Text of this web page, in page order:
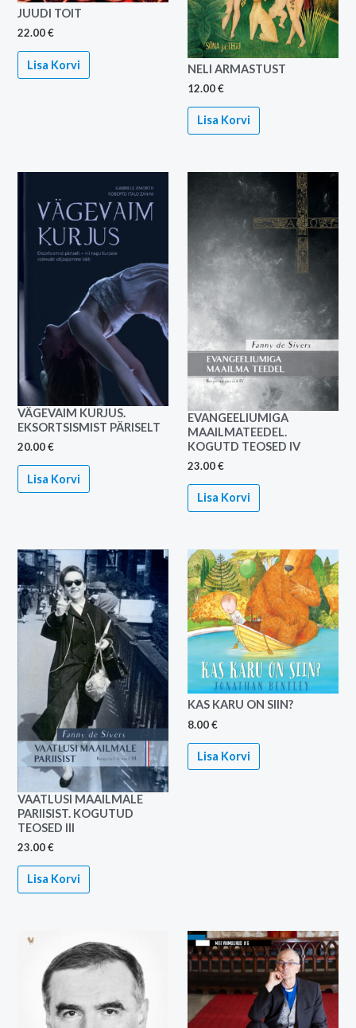
JUUDI TOIT
22.00€
Lisa Korvi NELI ARMASTUST
12.00€
Lisa Korvi
VÄGEVAIM KURJUS.
EKSORTSISMIST PÄRISELT
20.00€
Lisa Korvi
EVANGEELIUMIGA
MAAILMATEEDEL.
KOGUTD TEOSED IV
23.00€
Lisa Korvi
VAATLUSI MAAILMALE
PARIISIST. KOGUTUD
TEOSED III
23.00€
Lisa Korvi
KAS KARU ON SIIN?
8.00€
Lisa Korvi